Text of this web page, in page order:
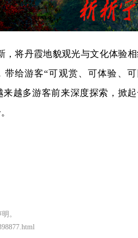
，将丹霞地貌观光与文化体验
给游客“可观赏、可体验、
越多游客前来深度探索，掀
。